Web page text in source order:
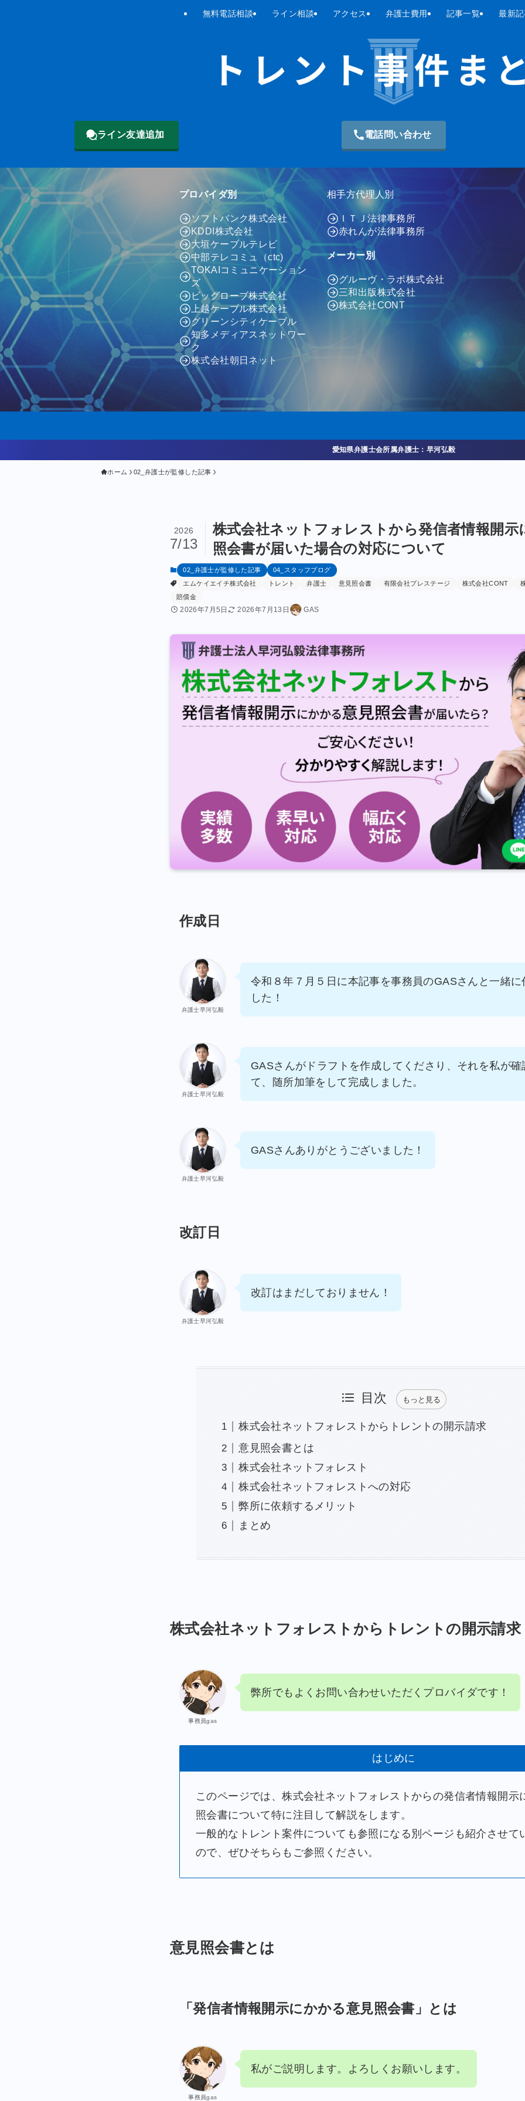
無料電話相談 ライン相談 アクセス 弁護士費用 記事一覧 最新
ライン友達追加 電話問い合わせ
プロバイダ別
ソフトバンク株式会社
KDDI株式会社
大垣ケーブルテレビ
中部テレコミュ（ctc)
TOKAIコミュニケーション
ズ
ビッグローブ株式会社
上越ケーブル株式会社
グリーンシティケーブル
知多メディアスネットワー
ク
株式会社朝日ネット
相手方代理人別
ＩＴＪ法律事務所
赤れんが法律事務所
メーカー別
グルーヴ・ラボ株式会社
三和出版株式会社
株式会社CONT
愛知県弁護士会所属弁護士：早河弘毅
ホーム 02_弁護士が監修した記事
株式会社ネットフォレストから発信者情報開示
照会書が届いた場合の対応について
2026
7/13
02_弁護士が監修した記事
04_スタッフブログ
エムケイエイチ株式会社
トレント 弁護士 意見照会書 有限会社プレステージ 株式会社CONT
賠償金
2026年7月5日 2026年7月13日 GAS
作成日
弁護士早河弘毅
令和８年７月５日に本記事を事務員のGASさんと一緒に
した！
弁護士早河弘毅
GASさんがドラフトを作成してくださり、それを私が確
て、随所加筆をして完成しました。
弁護士早河弘毅
GASさんありがとうございました！
改訂日
弁護士早河弘毅
改訂はまだしておりません！
目次 もっと見る
株式会社ネットフォレストからトレントの開示請求
意見照会書とは
株式会社ネットフォレスト
株式会社ネットフォレストへの対応
弊所に依頼するメリット
まとめ
株式会社ネットフォレストからトレントの開示請求
事務員gas
弊所でもよくお問い合わせいただくプロバイダです！
はじめに
このページでは、株式会社ネットフォレストからの発信者情報開示
照会書について特に注目して解説をします。
一般的なトレント案件についても参照になる別ページも紹介させて
ので、ぜひそちらもご参照ください。
意見照会書とは
「発信者情報開示にかかる意見照会書」とは
事務員gas
私がご説明します。よろしくお願いします。